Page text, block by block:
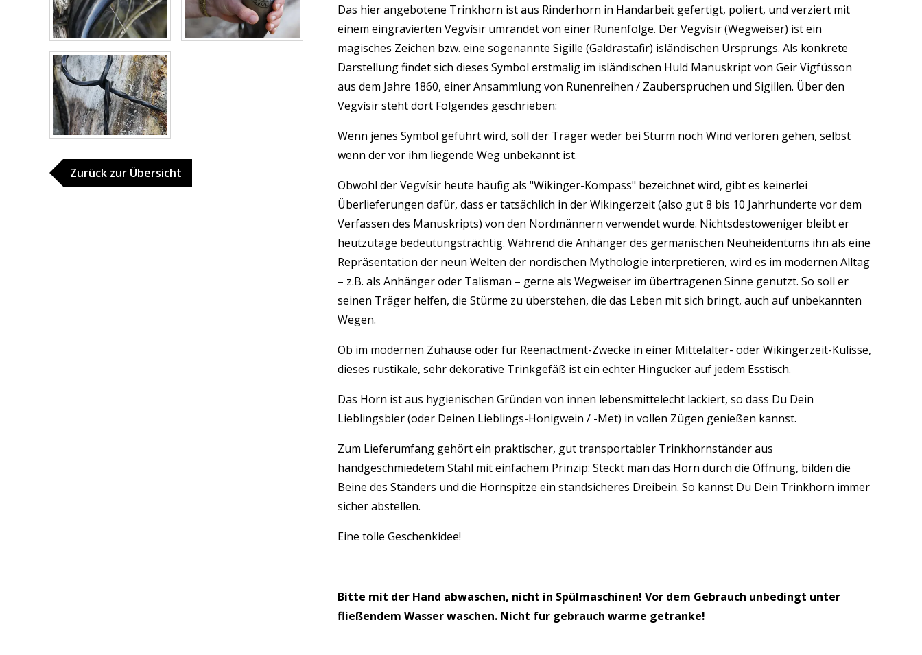
Zurück zur Übersicht
Das hier angebotene Trinkhorn ist aus Rinderhorn in Handarbeit gefertigt, poliert, und verziert mit
einem eingravierten Vegvísir umrandet von einer Runenfolge. Der Vegvísir (Wegweiser) ist ein
magisches Zeichen bzw. eine sogenannte Sigille (Galdrastafir) isländischen Ursprungs. Als konkrete
Darstellung findet sich dieses Symbol erstmalig im isländischen Huld Manuskript von Geir Vigfússon
aus dem Jahre 1860, einer Ansammlung von Runenreihen / Zaubersprüchen und Sigillen. Über den
Vegvísir steht dort Folgendes geschrieben:
Wenn jenes Symbol geführt wird, soll der Träger weder bei Sturm noch Wind verloren gehen, selbst
wenn der vor ihm liegende Weg unbekannt ist.
Obwohl der Vegvísir heute häufig als "Wikinger-Kompass" bezeichnet wird, gibt es keinerlei
Überlieferungen dafür, dass er tatsächlich in der Wikingerzeit (also gut 8 bis 10 Jahrhunderte vor dem
Verfassen des Manuskripts) von den Nordmännern verwendet wurde. Nichtsdestoweniger bleibt er
heutzutage bedeutungsträchtig. Während die Anhänger des germanischen Neuheidentums ihn als eine
Repräsentation der neun Welten der nordischen Mythologie interpretieren, wird es im modernen Alltag
– z.B. als Anhänger oder Talisman – gerne als Wegweiser im übertragenen Sinne genutzt. So soll er
seinen Träger helfen, die Stürme zu überstehen, die das Leben mit sich bringt, auch auf unbekannten
Wegen.
Ob im modernen Zuhause oder für Reenactment-Zwecke in einer Mittelalter- oder Wikingerzeit-Kulisse,
dieses rustikale, sehr dekorative Trinkgefäß ist ein echter Hingucker auf jedem Esstisch.
Das Horn ist aus hygienischen Gründen von innen lebensmittelecht lackiert, so dass Du Dein
Lieblingsbier (oder Deinen Lieblings-Honigwein / -Met) in vollen Zügen genießen kannst.
Zum Lieferumfang gehört ein praktischer, gut transportabler Trinkhornständer aus
handgeschmiedetem Stahl mit einfachem Prinzip: Steckt man das Horn durch die Öffnung, bilden die
Beine des Ständers und die Hornspitze ein standsicheres Dreibein. So kannst Du Dein Trinkhorn immer
sicher abstellen.
Eine tolle Geschenkidee!
Bitte mit der Hand abwaschen, nicht in Spülmaschinen! Vor dem Gebrauch unbedingt unter
fließendem Wasser waschen. Nicht fur gebrauch warme getranke!